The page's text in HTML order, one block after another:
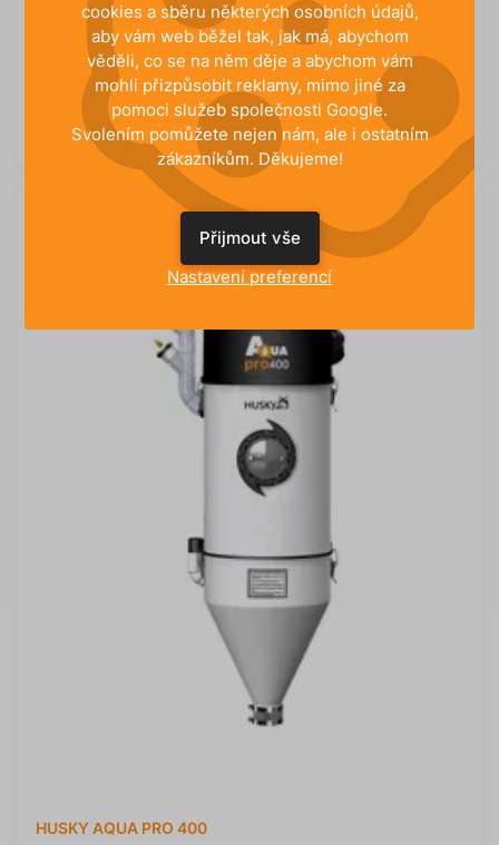
HUSKY AQUA PRO 300
Le HUSKY Aqua Pro 300 est destiné à un usage
domestique. Il peut aspirer la poussière, laver les sols,
shampoiner les...
HUSKY AQUA PRO 400
cookies a sběru některých osobních údajů,
aby vám web běžel tak, jak má, abychom
věděli, co se na něm děje a abychom vám
mohli přizpůsobit reklamy, mimo jiné za
pomoci služeb společnosti Google.
Svolením pomůžete nejen nám, ale i ostatním
zákazníkům. Děkujeme!
Nastavení preferencí
Přijmout vše